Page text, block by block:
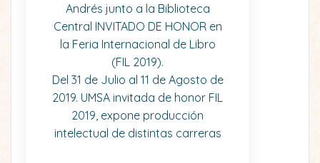
Andrés junto a la Biblioteca
Central INVITADO DE HONOR en
la Feria Internacional de Libro
(FIL 2019).
Del 31 de Julio al 11 de Agosto de
2019. UMSA invitada de honor FIL
2019, expone producción
intelectual de distintas carreras